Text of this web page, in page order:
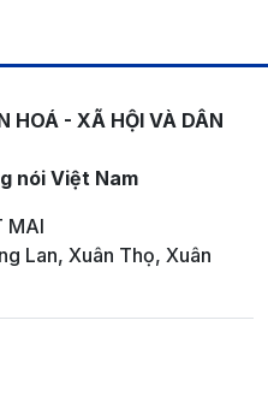
HOÁ - XÃ HỘI VÀ DÂN
nói Việt Nam
MAI
Lan, Xuân Thọ, Xuân